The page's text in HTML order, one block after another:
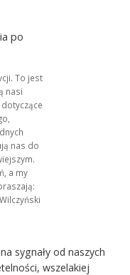
po
To jest
nasi
dotyczące
nas do
a my
sygnały od naszych
wszelakiej